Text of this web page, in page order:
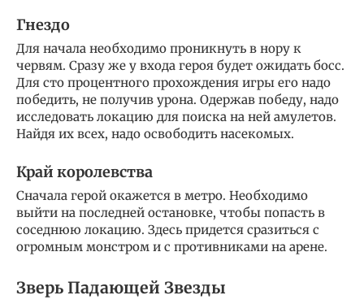
Гнездо
Для начала необходимо проникнуть в нору к
червям. Сразу же у входа героя будет ожидать босс.
Для сто процентного прохождения игры его надо
победить, не получив урона. Одержав победу, надо
исследовать локацию для поиска на ней амулетов.
Найдя их всех, надо освободить насекомых.
Край королевства
Сначала герой окажется в метро. Необходимо
выйти на последней остановке, чтобы попасть в
соседнюю локацию. Здесь придется сразиться с
огромным монстром и с противниками на арене.
Зверь Падающей Звезды